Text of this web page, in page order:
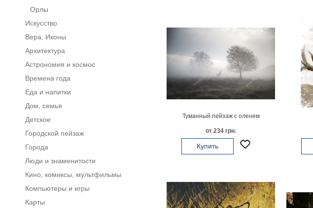
Туманный пейзаж с оленем
от 234 грн.
Купить
Орлы
Искусство
Вера, Иконы
Архитектура
Астрономия и космос
Времена года
Еда и напитки
Дом, семья
Детское
Городской пейзаж
Города
Люди и знаменитости
Кино, комиксы, мультфильмы
Компьютеры и игры
Карты